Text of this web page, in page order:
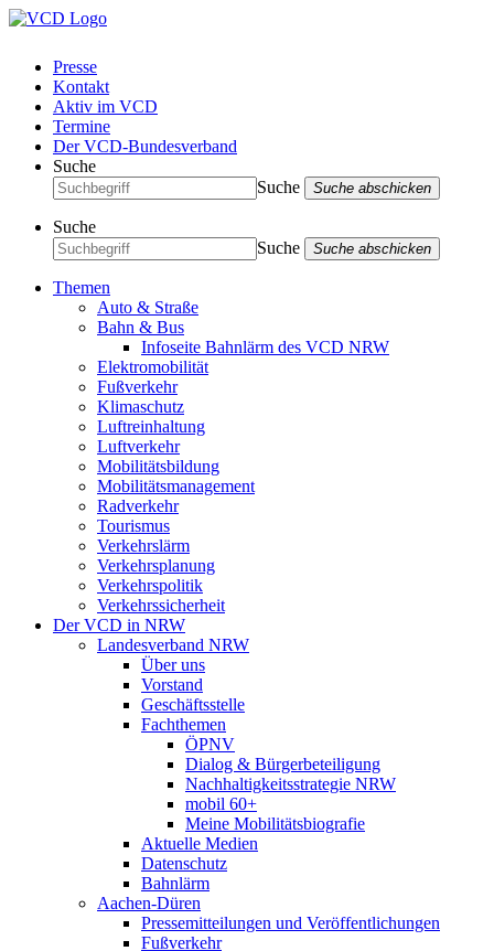
Presse
Kontakt
Aktiv im VCD
Termine
Der VCD-Bundesverband
Suche
Suche
Suche abschicken
Suche
Suche
Suche abschicken
Themen
Auto & Straße
Bahn & Bus
Infoseite Bahnlärm des VCD NRW
Elektromobilität
Fußverkehr
Klimaschutz
Luftreinhaltung
Luftverkehr
Mobilitätsbildung
Mobilitätsmanagement
Radverkehr
Tourismus
Verkehrslärm
Verkehrsplanung
Verkehrspolitik
Verkehrssicherheit
Der VCD in NRW
Landesverband NRW
Über uns
Vorstand
Geschäftsstelle
Fachthemen
ÖPNV
Dialog & Bürgerbeteiligung
Nachhaltigkeitsstrategie NRW
mobil 60+
Meine Mobilitätsbiografie
Aktuelle Medien
Datenschutz
Bahnlärm
Aachen-Düren
Pressemitteilungen und Veröffentlichungen
Fußverkehr